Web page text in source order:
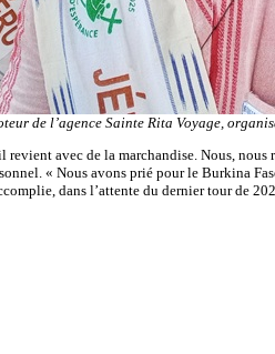
de l’agence Sainte Rita Voyage,
avec de la marchandise. Nous,
« Nous avons prié pour le Burkina
dans l’attente du dernier tour de